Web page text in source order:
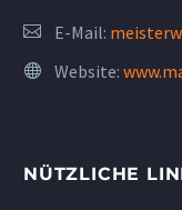
E-Mail:
Website:
NÜTZLICHE